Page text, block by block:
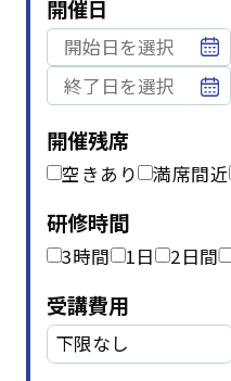
開催日
開催残席
空きあり 満席間近
研修時間
3時間 1日 2日間
受講費用